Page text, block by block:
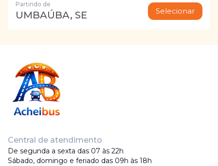
Partindo de
UMBAÚBA, SE Selecionar
Central de atendimento
De segunda a sexta das 07 às 22h
Sábado, domingo e feriado das 09h às 18h